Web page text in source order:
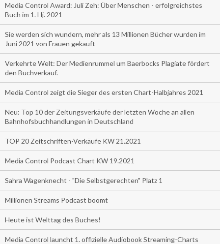
Media Control Award: Juli Zeh: Über Menschen - erfolgreichstes
Buch im 1. Hj. 2021
Sie werden sich wundern, mehr als 13 Millionen Bücher wurden im
Juni 2021 von Frauen gekauft
Verkehrte Welt: Der Medienrummel um Baerbocks Plagiate fördert
den Buchverkauf.
Media Control zeigt die Sieger des ersten Chart-Halbjahres 2021
Neu: Top 10 der Zeitungsverkäufe der letzten Woche an allen
Bahnhofsbuchhandlungen in Deutschland
TOP 20 Zeitschriften-Verkäufe KW 21.2021
Media Control Podcast Chart KW 19.2021
Sahra Wagenknecht - "Die Selbstgerechten" Platz 1
Millionen Streams Podcast boomt
Heute ist Welttag des Buches!
Media Control launcht 1. offizielle Audiobook Streaming-Charts